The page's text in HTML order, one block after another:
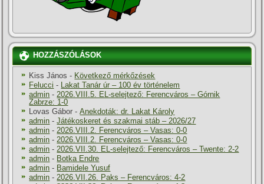
HOZZÁSZÓLÁSOK
Kiss János - Következő mérkőzések
Felucci - Lakat Tanár úr – 100 év történelem
admin -2026.VIII.5. EL-selejtező: Ferencváros – Górnik
Zabrze: 1-0
Lovas Gábor -Anekdoták: dr. Lakat Károly
admin -Játékoskeret és szakmai stáb – 2026/27
admin -2026.VIII.2. Ferencváros – Vasas: 0-0
admin -2026.VIII.2. Ferencváros – Vasas: 0-0
admin -2026.VII.30. EL-selejtező: Ferencváros – Twente: 2-2
admin - Botka Endre
admin - Bamidele Yusuf
admin -2026.VII.26. Paks – Ferencváros: 4-2